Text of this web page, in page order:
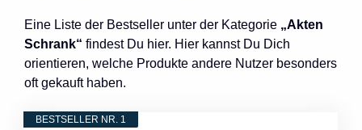
Eine Liste der Bestseller unter der Kategorie „Akten
Schrank“ findest Du hier. Hier kannst Du Dich
orientieren, welche Produkte andere Nutzer besonders
oft gekauft haben.
BESTSELLER NR. 1